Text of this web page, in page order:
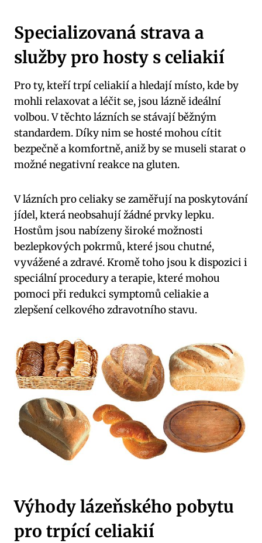
Specializovaná strava a
služby pro hosty s celiakií
Pro ty, kteří trpí celiakií a hledají místo, kde by
mohli relaxovat a léčit se, jsou lázně ideální
volbou. V těchto lázních se stávají běžným
standardem. Díky nim se hosté mohou cítit
bezpečně a komfortně, aniž by se museli starat o
možné negativní reakce na gluten.
V lázních pro celiaky se zaměřují na poskytování
jídel, která neobsahují žádné prvky lepku.
Hostům jsou nabízeny široké možnosti
bezlepkových pokrmů, které jsou chutné,
vyvážené a zdravé. Kromě toho jsou k dispozici i
speciální procedury a terapie, které mohou
pomoci při redukci symptomů celiakie a
zlepšení celkového zdravotního stavu.
Výhody lázeňského pobytu
pro trpící celiakií